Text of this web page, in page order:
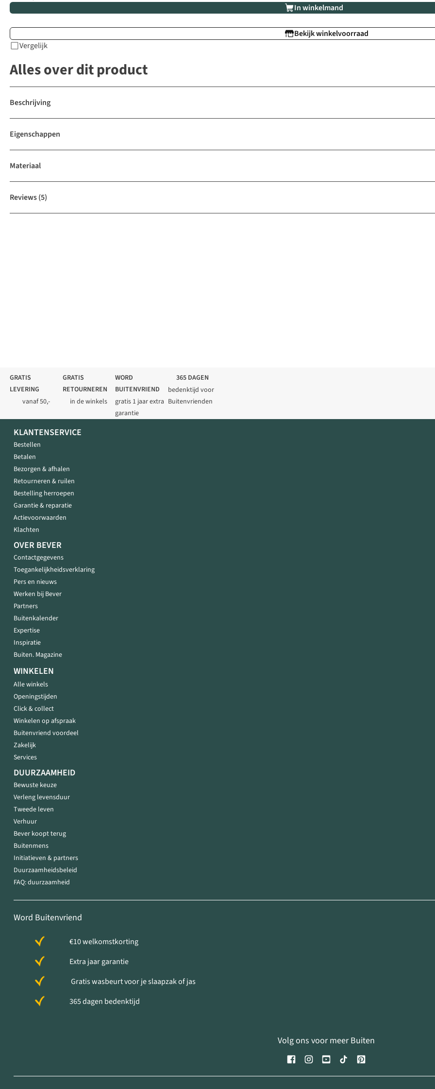
In winkelmand
Bekijk winkelvoorraad
Vergelijk
Alles over dit product
Beschrijving
Eigenschappen
Materiaal
Reviews(5)
GRATIS
LEVERING
vanaf 50,-
GRATIS
RETOURNEREN
in de winkels
WORD
BUITENVRIEND
gratis 1 jaar extra
garantie
365 DAGEN
bedenktijd voor
Buitenvrienden
KLANTENSERVICE
Bestellen
Betalen
Bezorgen & afhalen
Retourneren & ruilen
Bestelling herroepen
Garantie & reparatie
Actievoorwaarden
Klachten
OVER BEVER
Contactgegevens
Toegankelijkheidsverklaring
Pers en nieuws
Werken bij Bever
Partners
Buitenkalender
Expertise
Inspiratie
Buiten. Magazine
WINKELEN
Alle winkels
Openingstijden
Click & collect
Winkelen op afspraak
Buitenvriend voordeel
Zakelijk
Services
DUURZAAMHEID
Bewuste keuze
Verleng levensduur
Tweede leven
Verhuur
Bever koopt terug
Buitenmens
Initiatieven & partners
Duurzaamheidsbeleid
FAQ: duurzaamheid
Word Buitenvriend
€10 welkomstkorting
Extra jaar garantie
Gratis wasbeurt voor je slaapzak of jas
365 dagen bedenktijd
Volg ons voor meer Buiten